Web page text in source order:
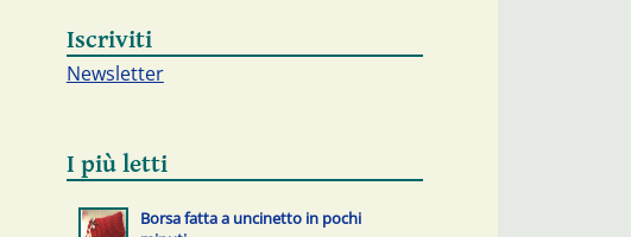
Iscriviti
Newsletter
I più letti
Borsa fatta a uncinetto in pochi